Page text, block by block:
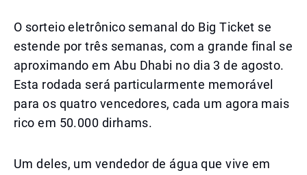
O sorteio eletrônico semanal do Big Ticket se
estende por três semanas, com a grande final se
aproximando em Abu Dhabi no dia 3 de agosto.
Esta rodada será particularmente memorável
para os quatro vencedores, cada um agora mais
rico em 50.000 dirhams.
Um deles, um vendedor de água que vive em